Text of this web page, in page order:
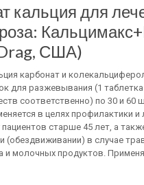
кальция для
США)
карбонат и
для разжевывания (1 таблетка
соответственно) по 30 и 60
в целях профилактики и
пациентов старше 45 лет, а
(обездвиживании) в случае
и молочных продуктов.